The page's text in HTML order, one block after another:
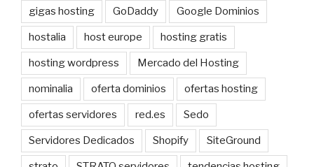
gigas hosting GoDaddy Google Dominios
hostalia host europe hosting gratis
hosting wordpress Mercado del Hosting
nominalia oferta dominios ofertas hosting
ofertas servidores red.es Sedo
Servidores Dedicados Shopify SiteGround